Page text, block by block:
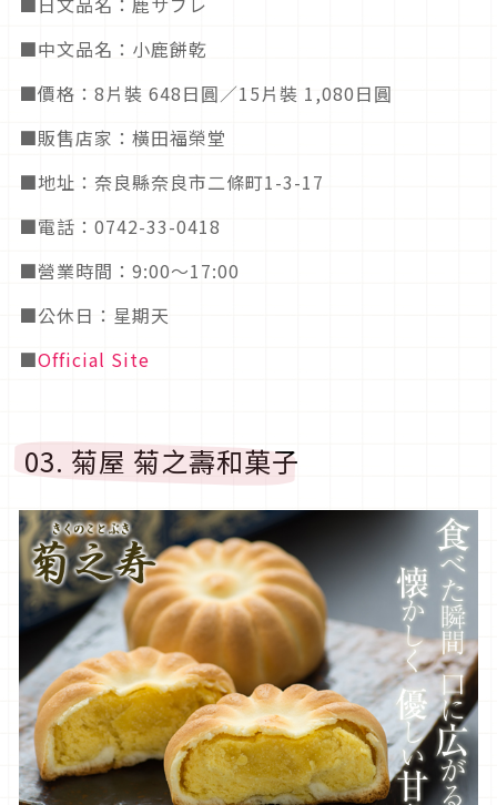
■中文品名：小鹿餅乾
■價格：8片裝 648日圓／15片裝 1,080日圓
■販售店家：橫田福榮堂
■地址：奈良縣奈良市二條町1-3-17
■電話：0742-33-0418
■營業時間：9:00～17:00
■公休日：星期天
■Official Site
03. 菊屋 菊之壽和菓子